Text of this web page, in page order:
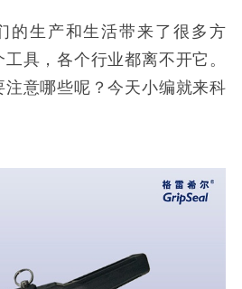
的生产和生活带来了很多方
具，各个行业都离不开它。
注意哪些呢？今天小编就来科